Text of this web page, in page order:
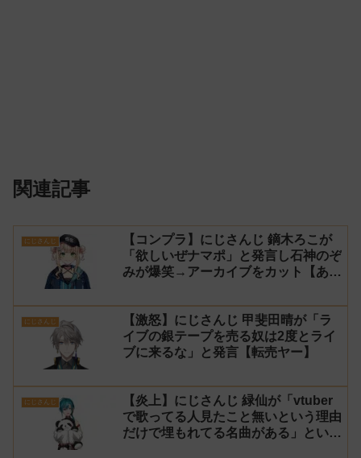
関連記事
にじさんじ
【コンプラ】にじさんじ 鏑木ろこが
「欲しいぜナマポ」と発言し石神のぞ
みが爆笑→アーカイブをカット【あら
にじさんじ
【激怒】にじさんじ 甲斐田晴が「ラ
イブの銀テープを売る奴は2度とライ
ブに来るな」と発言【転売ヤー】
にじさんじ
【炎上】にじさんじ 緑仙が「vtuber
で歌ってる人見たこと無いという理由
だけで埋もれてる名曲がある」という